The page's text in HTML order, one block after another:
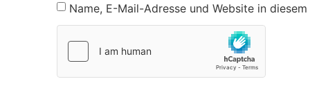
Name, E-Mail-Adresse und Website in